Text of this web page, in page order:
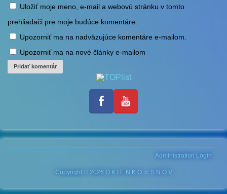
Uložiť moje meno, e-mail a webovú stránku v tomto
prehliadači pre moje budúce komentáre.
Upozorniť ma na nadväzujúce komentáre e-mailom.
Upozorniť ma na nové články e-mailom
Administration Login
Copyright © 2026 O K I E N K O ☆ S N O V